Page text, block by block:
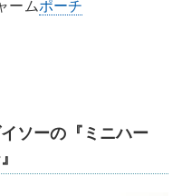
ームポーチ
ソーの『ミニハー